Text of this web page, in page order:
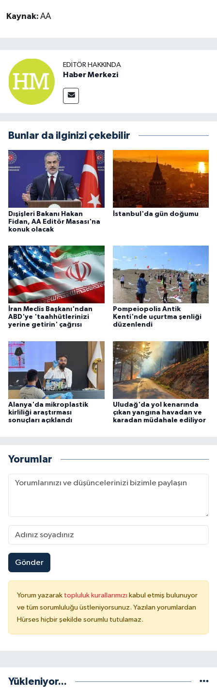
Kaynak: AA
EDITÖR HAKKINDA
Haber Merkezi
Bunlar da ilginizi çekebilir
Dışişleri Bakanı Hakan
Fidan, AA Editör Masası'na
konuk olacak
İstanbul'da gün doğumu
İran Meclis Başkanı'ndan
ABD'ye 'taahhütlerinizi
yerine getirin' çağrısı
Pompeiopolis Antik
Kenti'nde uçurtma şenliği
düzenlendi
Alanya'da mikroplastik
kirliliği araştırması
sonuçları açıklandı
Uludağ'da yol kenarında
çıkan yangına havadan ve
karadan müdahale ediliyor
Yorumlar
Gönder
Yorum yazarak topluluk kurallarımızı kabul etmiş bulunuyor
ve tüm sorumluluğu üstleniyorsunuz. Yazılan yorumlardan
Hürses hiçbir şekilde sorumlu tutulamaz.
Yükleniyor...